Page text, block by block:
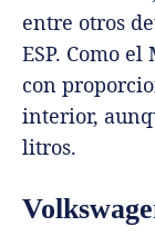
entre otros
ESP. Como
con
interior,
litros.